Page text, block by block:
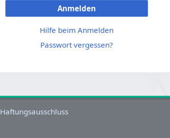
Anmelden
Hilfe beim Anmelden
Passwort vergessen?
Haftungsausschluss